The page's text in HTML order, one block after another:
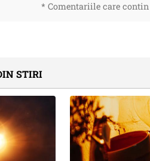
* Comentariile care
STIRI